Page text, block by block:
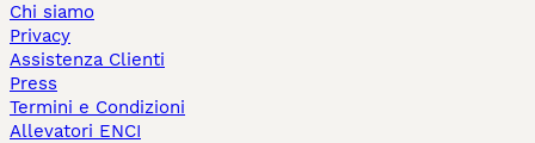
Chi siamo
Privacy
Assistenza Clienti
Press
Termini e Condizioni
Allevatori ENCI